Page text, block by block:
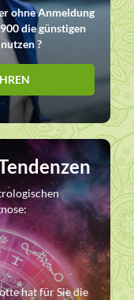
ohne Anmeldung
die günstigen
?
hat für Sie die